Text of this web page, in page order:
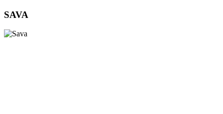
SAVA